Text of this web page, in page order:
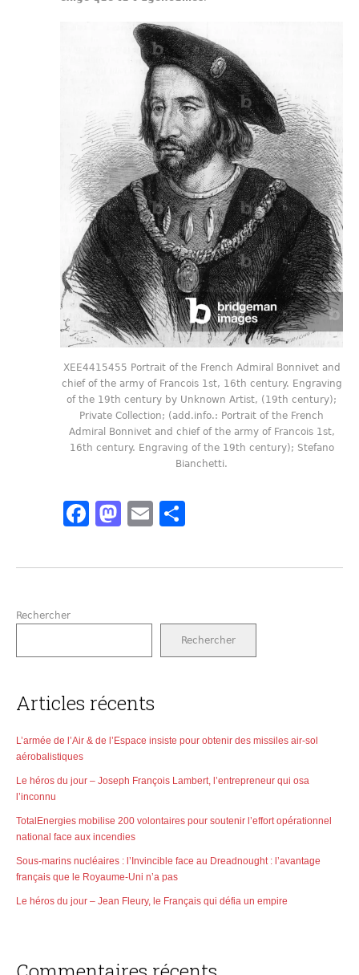
XEE4415455 Portrait of the French Admiral Bonnivet and
chief of the army of Francois 1st, 16th century. Engraving
of the 19th century by Unknown Artist, (19th century);
Private Collection; (add.info.: Portrait of the French
Admiral Bonnivet and chief of the army of Francois 1st,
16th century. Engraving of the 19th century); Stefano
Bianchetti.
Facebook
Mastodon
Email
Rechercher
Rechercher
Articles récents
L’armée de l’Air & de l’Espace insiste pour obtenir des missiles air-sol
aérobalistiques
Le héros du jour – Joseph François Lambert, l’entrepreneur qui osa
l’inconnu
TotalEnergies mobilise 200 volontaires pour soutenir l’effort opérationnel
national face aux incendies
Sous-marins nucléaires : l’Invincible face au Dreadnought : l’avantage
français que le Royaume-Uni n’a pas
Le héros du jour – Jean Fleury, le Français qui défia un empire